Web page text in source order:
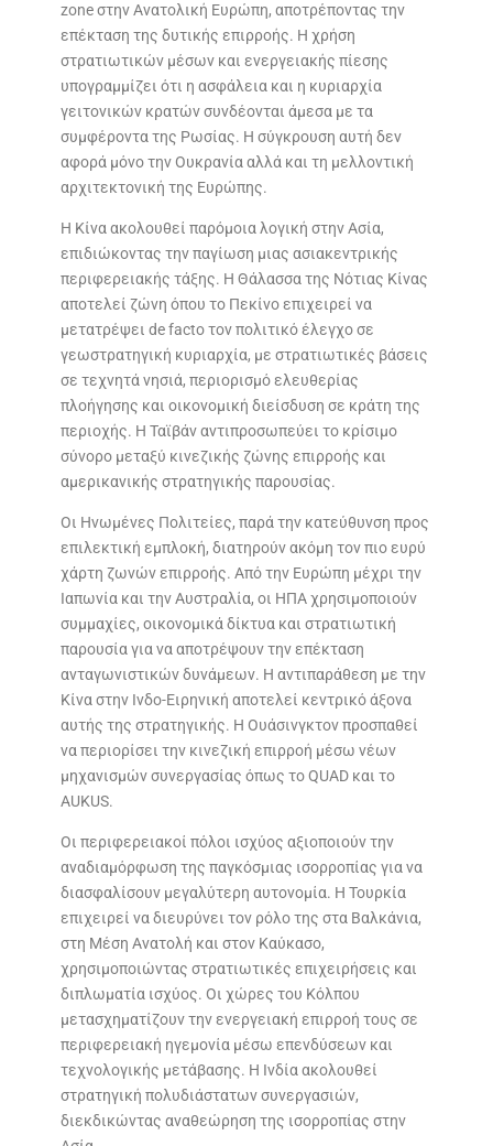
zone στην Ανατολική Ευρώπη, αποτρέποντας την
επέκταση της δυτικής επιρροής. Η χρήση
στρατιωτικών μέσων και ενεργειακής πίεσης
υπογραμμίζει ότι η ασφάλεια και η κυριαρχία
γειτονικών κρατών συνδέονται άμεσα με τα
συμφέροντα της Ρωσίας. Η σύγκρουση αυτή δεν
αφορά μόνο την Ουκρανία αλλά και τη μελλοντική
αρχιτεκτονική της Ευρώπης.
Η Κίνα ακολουθεί παρόμοια λογική στην Ασία,
επιδιώκοντας την παγίωση μιας ασιακεντρικής
περιφερειακής τάξης. Η Θάλασσα της Νότιας Κίνας
αποτελεί ζώνη όπου το Πεκίνο επιχειρεί να
μετατρέψει de facto τον πολιτικό έλεγχο σε
γεωστρατηγική κυριαρχία, με στρατιωτικές βάσεις
σε τεχνητά νησιά, περιορισμό ελευθερίας
πλοήγησης και οικονομική διείσδυση σε κράτη της
περιοχής. Η Ταϊβάν αντιπροσωπεύει το κρίσιμο
σύνορο μεταξύ κινεζικής ζώνης επιρροής και
αμερικανικής στρατηγικής παρουσίας.
Οι Ηνωμένες Πολιτείες, παρά την κατεύθυνση προς
επιλεκτική εμπλοκή, διατηρούν ακόμη τον πιο ευρύ
χάρτη ζωνών επιρροής. Από την Ευρώπη μέχρι την
Ιαπωνία και την Αυστραλία, οι ΗΠΑ χρησιμοποιούν
συμμαχίες, οικονομικά δίκτυα και στρατιωτική
παρουσία για να αποτρέψουν την επέκταση
ανταγωνιστικών δυνάμεων. Η αντιπαράθεση με την
Κίνα στην Ινδο-Ειρηνική αποτελεί κεντρικό άξονα
αυτής της στρατηγικής. Η Ουάσινγκτον προσπαθεί
να περιορίσει την κινεζική επιρροή μέσω νέων
μηχανισμών συνεργασίας όπως το QUAD και το
AUKUS.
Οι περιφερειακοί πόλοι ισχύος αξιοποιούν την
αναδιαμόρφωση της παγκόσμιας ισορροπίας για να
διασφαλίσουν μεγαλύτερη αυτονομία. Η Τουρκία
επιχειρεί να διευρύνει τον ρόλο της στα Βαλκάνια,
στη Μέση Ανατολή και στον Καύκασο,
χρησιμοποιώντας στρατιωτικές επιχειρήσεις και
διπλωματία ισχύος. Οι χώρες του Κόλπου
μετασχηματίζουν την ενεργειακή επιρροή τους σε
περιφερειακή ηγεμονία μέσω επενδύσεων και
τεχνολογικής μετάβασης. Η Ινδία ακολουθεί
στρατηγική πολυδιάστατων συνεργασιών,
διεκδικώντας αναθεώρηση της ισορροπίας στην